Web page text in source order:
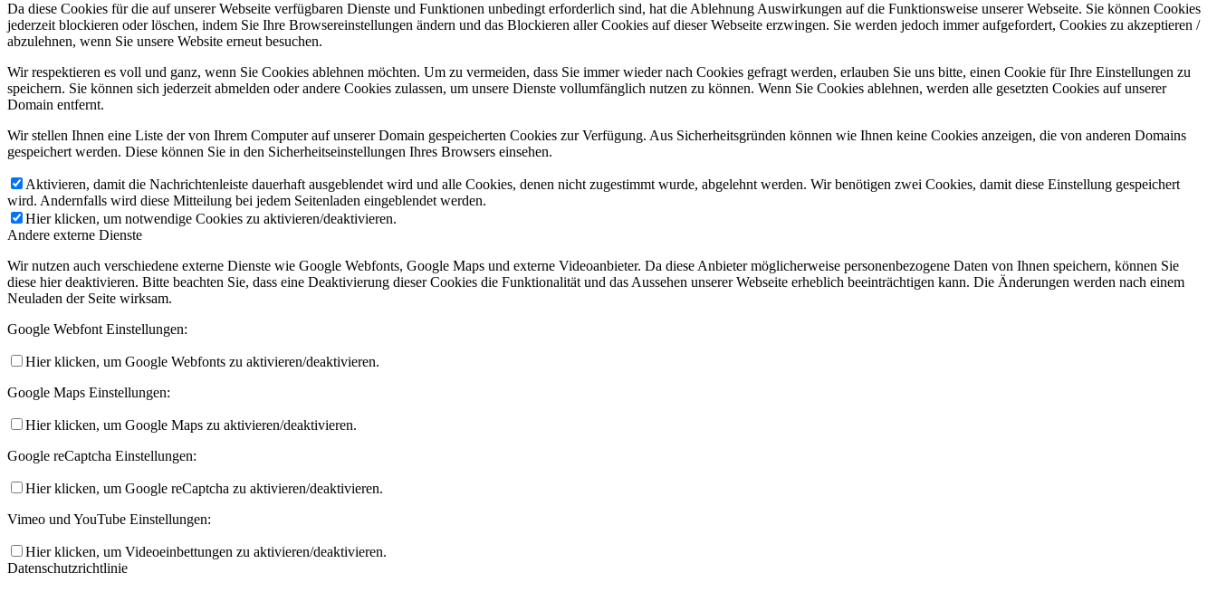
Da diese Cookies für die auf unserer Webseite verfügbaren Dienste und Funktionen unbedingt erforderlich sind, hat die Ablehnung Auswirkungen auf die Funktionsweise unserer Webseite. Sie können Cookies
jederzeit blockieren oder löschen, indem Sie Ihre Browsereinstellungen ändern und das Blockieren aller Cookies auf dieser Webseite erzwingen. Sie werden jedoch immer aufgefordert, Cookies zu akzeptieren /
abzulehnen, wenn Sie unsere Website erneut besuchen.
Wir respektieren es voll und ganz, wenn Sie Cookies ablehnen möchten. Um zu vermeiden, dass Sie immer wieder nach Cookies gefragt werden, erlauben Sie uns bitte, einen Cookie für Ihre Einstellungen zu
speichern. Sie können sich jederzeit abmelden oder andere Cookies zulassen, um unsere Dienste vollumfänglich nutzen zu können. Wenn Sie Cookies ablehnen, werden alle gesetzten Cookies auf unserer
Domain entfernt.
Wir stellen Ihnen eine Liste der von Ihrem Computer auf unserer Domain gespeicherten Cookies zur Verfügung. Aus Sicherheitsgründen können wie Ihnen keine Cookies anzeigen, die von anderen Domains
gespeichert werden. Diese können Sie in den Sicherheitseinstellungen Ihres Browsers einsehen.
Aktivieren, damit die Nachrichtenleiste dauerhaft ausgeblendet wird und alle Cookies, denen nicht zugestimmt wurde, abgelehnt werden. Wir benötigen zwei Cookies, damit diese Einstellung gespeichert
wird. Andernfalls wird diese Mitteilung bei jedem Seitenladen eingeblendet werden.
Hier klicken, um notwendige Cookies zu aktivieren/deaktivieren.
Andere externe Dienste
Wir nutzen auch verschiedene externe Dienste wie Google Webfonts, Google Maps und externe Videoanbieter. Da diese Anbieter möglicherweise personenbezogene Daten von Ihnen speichern, können Sie
diese hier deaktivieren. Bitte beachten Sie, dass eine Deaktivierung dieser Cookies die Funktionalität und das Aussehen unserer Webseite erheblich beeinträchtigen kann. Die Änderungen werden nach einem
Neuladen der Seite wirksam.
Google Webfont Einstellungen:
Hier klicken, um Google Webfonts zu aktivieren/deaktivieren.
Google Maps Einstellungen:
Hier klicken, um Google Maps zu aktivieren/deaktivieren.
Google reCaptcha Einstellungen:
Hier klicken, um Google reCaptcha zu aktivieren/deaktivieren.
Vimeo und YouTube Einstellungen:
Hier klicken, um Videoeinbettungen zu aktivieren/deaktivieren.
Datenschutzrichtlinie